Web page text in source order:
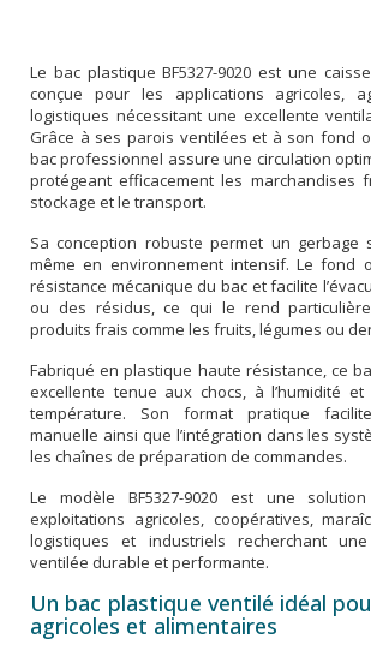
Le bac plastique BF5327-9020 est une
conçue pour les applications agricoles,
logistiques nécessitant une excellente
Grâce à ses parois ventilées et à son fond
bac professionnel assure une circulation
protégeant efficacement les marchandises
stockage et le transport.
Sa conception robuste permet un gerbage
même en environnement intensif. Le fond
résistance mécanique du bac et facilite
ou des résidus, ce qui le rend
produits frais comme les fruits, légumes ou
Fabriqué en plastique haute résistance, ce
excellente tenue aux chocs, à l’humidité
température. Son format pratique
manuelle ainsi que l’intégration dans les
les chaînes de préparation de commandes.
Le modèle BF5327-9020 est une
exploitations agricoles, coopératives,
logistiques et industriels recherchant
ventilée durable et performante.
Un bac plastique ventilé idéal
agricoles et alimentaires